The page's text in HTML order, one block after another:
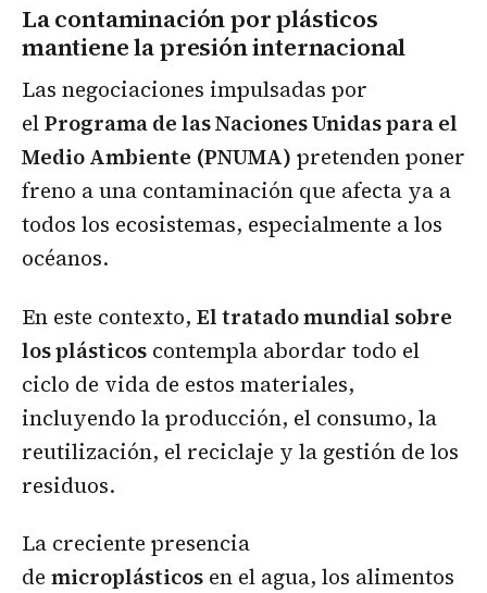
La contaminación por plásticos
mantiene la presión internacional
Las negociaciones impulsadas por
elPrograma de las Naciones Unidas para el
Medio Ambiente (PNUMA) pretenden poner
freno a una contaminación que afecta ya a
todos los ecosistemas, especialmente a los
océanos.
En este contexto, El tratado mundial sobre
los plásticos contempla abordar todo el
ciclo de vida de estos materiales,
incluyendo la producción, el consumo, la
reutilización, el reciclaje y la gestión de los
residuos.
La creciente presencia
de microplásticos en el agua, los alimentos